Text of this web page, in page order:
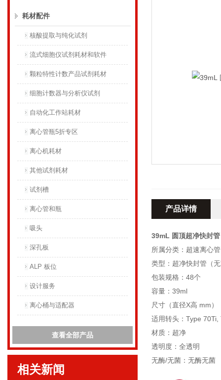
耗材配件
核酸提取与纯化试剂
流式细胞仪试剂耗材和软件
颗粒特性计数产品试剂耗材
细胞计数器与分析仪试剂
自动化工作站耗材
离心管瓶5折专区
离心机耗材
其他试剂耗材
试剂槽
离心管和瓶
吸头
深孔板
ALP 板位
设计服务
离心桶与适配器
查看全部产品
相关新闻
产品详情
39mL 圆顶超净快封
所属分类：超速离心管
类型：超净快封管（
包装规格：48个
容量：39ml
尺寸（直径X高 mm）
适用转头：Type
材质：超净
透明度：全透明
无酶/无菌：无酶无菌